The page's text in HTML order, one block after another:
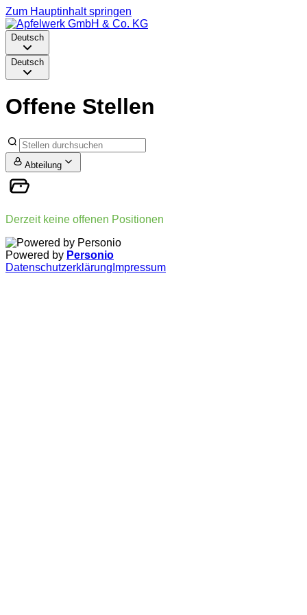
Zum Hauptinhalt springen
Deutsch
Deutsch
Offene Stellen
Abteilung
Derzeit keine offenen Positionen
Powered by Personio
Datenschutzerklärung Impressum